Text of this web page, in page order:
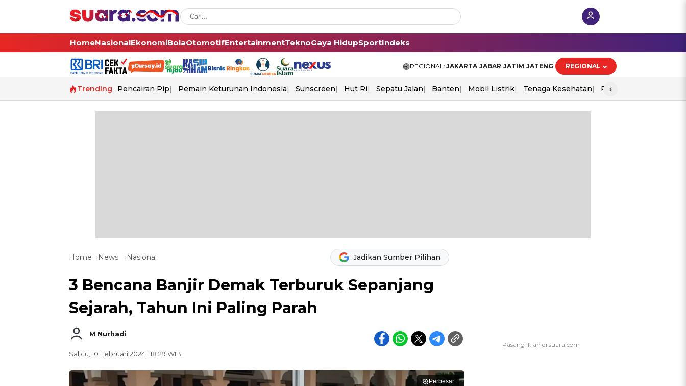
HomeNasionalEkonomiBolaOtomotifEntertainmentTeknoGaya HidupSportIndeks
REGIONAL: JAKARTA JABAR JATIM JATENG REGIONAL
Trending Pencairan Pip Pemain Keturunan Indonesia Sunscreen Hut Ri Sepatu Jalan Banten Mobil Listrik Tenaga Kesehatan Perang As-Iran
›
Home News Nasional Jadikan Sumber Pilihan
3 Bencana Banjir Demak Terburuk Sepanjang
Sejarah, Tahun Ini Paling Parah
M Nurhadi
Sabtu, 10 Februari 2024 | 18:29 WIB
Perbesar